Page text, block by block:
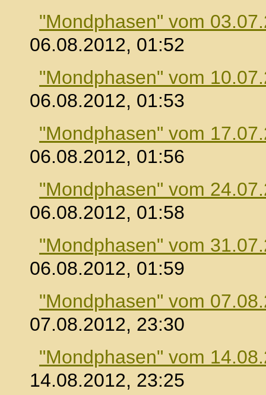
"Mondphasen" vom
06.08.2012, 01:52
"Mondphasen" vom
06.08.2012, 01:53
"Mondphasen" vom
06.08.2012, 01:56
"Mondphasen" vom
06.08.2012, 01:58
"Mondphasen" vom
06.08.2012, 01:59
"Mondphasen" vom
07.08.2012, 23:30
"Mondphasen" vom
14.08.2012, 23:25